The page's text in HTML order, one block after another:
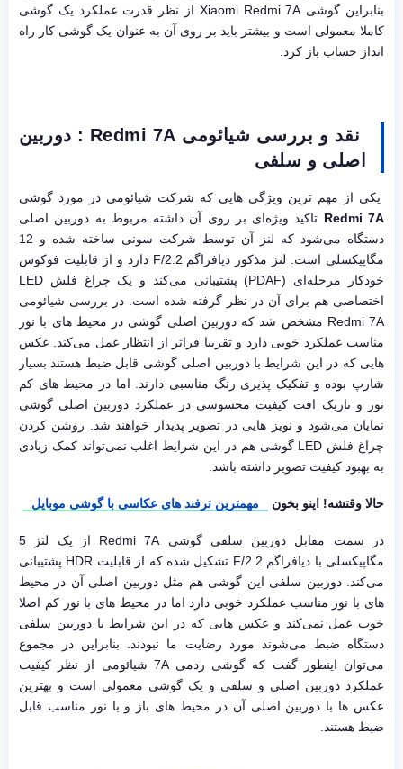
بنابراین گوشی Xiaomi Redmi 7A از نظر قدرت عملکرد یک گوشی
کاملا معمولی است و بیشتر باید بر روی آن به عنوان یک گوشی کار راه
انداز حساب باز کرد.
نقد و بررسی شیائومی Redmi 7A : دوربین
اصلی و سلفی
یکی از مهم ترین ویژگی هایی که شرکت شیائومی در مورد گوشی
Redmi 7A تاکید ویژه‌ای بر روی آن داشته مربوط به دوربین اصلی
دستگاه می‌شود که لنز آن توسط شرکت سونی ساخته شده و 12
مگاپیکسلی است. لنز مذکور دیافراگم F/2.2 دارد و از قابلیت فوکوس
خودکار مرحله‌ای (PDAF) پشتیبانی می‌کند و یک چراغ فلش LED
اختصاصی هم برای آن در نظر گرفته شده است. در بررسی شیائومی
Redmi 7A مشخص شد که دوربین اصلی گوشی در محیط های با نور
مناسب عملکرد خوبی دارد و تقریبا فراتر از انتظار عمل می‌کند. عکس
هایی که در این شرایط با دوربین اصلی گوشی قابل ضبط هستند بسیار
شارپ بوده و تفکیک پذیری رنگ مناسبی دارند. اما در محیط های کم
نور و تاریک افت کیفیت محسوسی در عملکرد دوربین اصلی گوشی
نمایان می‌شود و نویز هایی در تصویر پدیدار خواهند شد. روشن کردن
چراغ فلش LED گوشی هم در این شرایط اغلب نمی‌تواند کمک زیادی
به بهبود کیفیت تصویر داشته باشد.
حالا وقتشه! اینو بخون مهمترین ترفند های عکاسی با گوشی موبایل
در سمت مقابل دوربین سلفی گوشی Redmi 7A از یک لنز 5
مگاپیکسلی با دیافراگم F/2.2 تشکیل شده که از قابلیت HDR پشتیبانی
می‌کند. دوربین سلفی این گوشی هم مثل دوربین اصلی آن در محیط
های با نور مناسب عملکرد خوبی دارد اما در محیط های با نور کم اصلا
خوب عمل نمی‌کند و عکس هایی که در این شرایط با دوربین سلفی
دستگاه ضبط می‌شوند مورد رضایت ما نبودند. بنابراین در مجموع
می‌توان اینطور گفت که گوشی ردمی 7A شیائومی از نظر کیفیت
عملکرد دوربین اصلی و سلفی و یک گوشی معمولی است و بهترین
عکس ها با دوربین اصلی آن در محیط های باز و با نور مناسب قابل
ضبط هستند.